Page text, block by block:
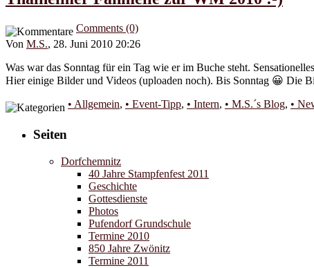
Comments (0)
Von M.S., 28. Juni 2010 20:26
Was war das Sonntag für ein Tag wie er im Buche steht.
Hier einige Bilder und Videos (uploaden noch). Bis Sonntag 😀 Die
• Allgemein, • Event-Tipp, • Intern, • M.S.´s Blog, •
Seiten
Dorfchemnitz
40 Jahre Stampfenfest 2011
Geschichte
Gottesdienste
Photos
Pufendorf Grundschule
Termine 2010
850 Jahre Zwönitz
Termine 2011